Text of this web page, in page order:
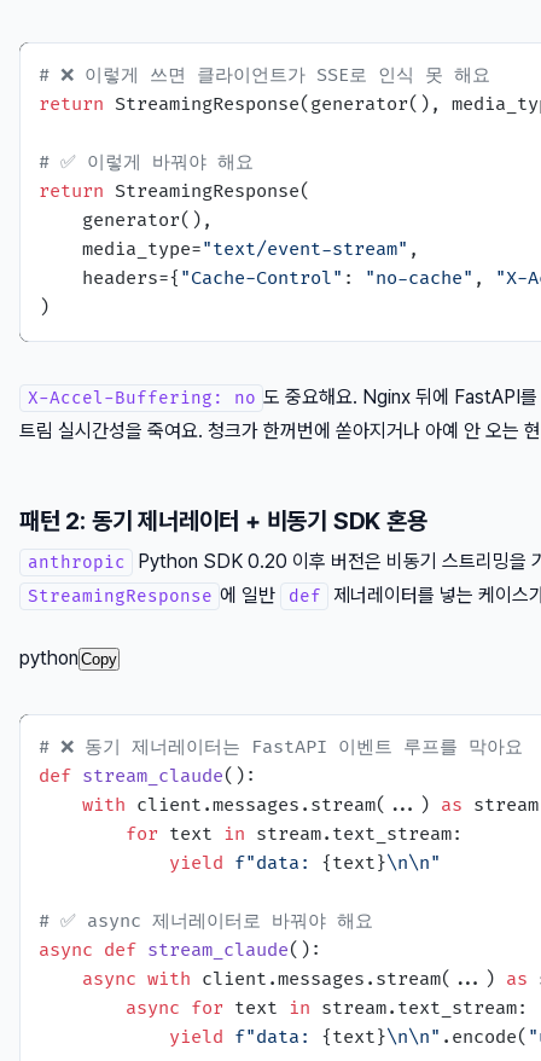
# ❌ 이렇게 쓰면 클라이언트가 SSE로 인식 못 해요
return StreamingResponse(generator(),
# ✅ 이렇게 바꿔야 해요
return StreamingResponse(
    generator(),
    media_type=
"text/event-stream" ,
    headers={
"Cache-Control" : "no-cache" ,
"X-
X-Accel-Buffering: no 도 중요해요. Nginx 뒤에 FastAPI
트림 실시간성을 죽여요. 청크가 한꺼번에 쏟아지거나 아예 안 오는
패턴 2: 동기 제너레이터 + 비동기 SDK 혼용
anthropic Python SDK 0.20 이후 버전은 비동기 스트리밍을
StreamingResponse 에 일반 def 제너레이터를 넣는 케이스
python Copy
# ❌ 동기 제너레이터는 FastAPI 이벤트 루프를 막아요
def stream_claude():
with client.messages.stream(...) as
for text in stream.text_stream:
yield f"data: {text}\n\n"
# ✅ async 제너레이터로 바꿔야 해요
async def stream_claude():
async with client.messages.stream(...) as
async for text in stream.text_stream:
yield f"data: {text}\n\n" .encode(